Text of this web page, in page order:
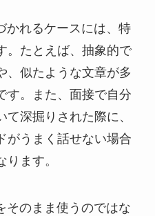
かれるケースには、特
。たとえば、抽象的で
、似たような文章が多
す。また、面接で自分
深掘りされた際に、
がうまく話せない場合
ます。
そのまま使うのではな